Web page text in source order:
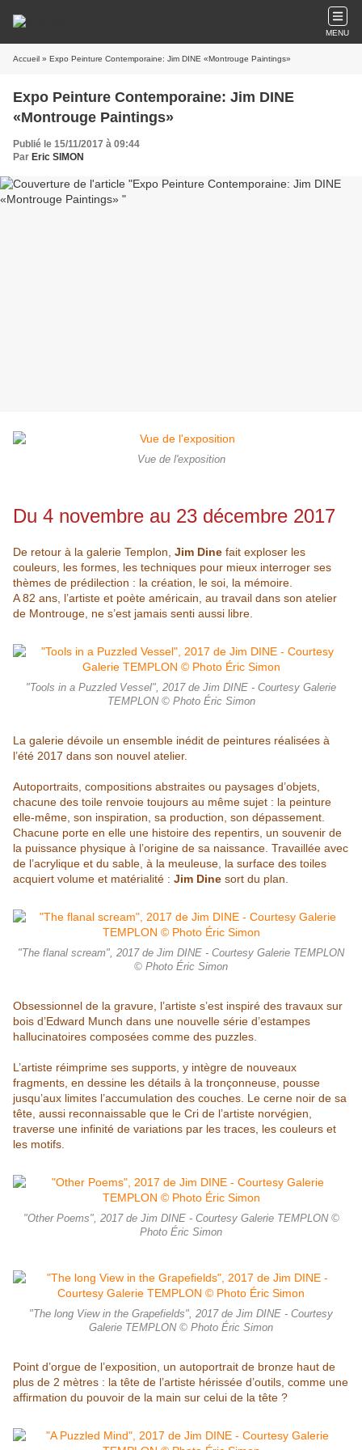
MENU
Accueil » Expo Peinture Contemporaine: Jim DINE «Montrouge Paintings»
Expo Peinture Contemporaine: Jim DINE
«Montrouge Paintings»
Publié le 15/11/2017 à 09:44
Par Eric SIMON
Vue de l'exposition
Du 4 novembre au 23 décembre 2017
De retour à la galerie Templon, Jim Dine fait exploser les
couleurs, les formes, les techniques pour mieux interroger ses
thèmes de prédilection : la création, le soi, la mémoire.
A 82 ans, l’artiste et poète américain, au travail dans son atelier
de Montrouge, ne s’est jamais senti aussi libre.
"Tools in a Puzzled Vessel", 2017 de Jim DINE - Courtesy Galerie
TEMPLON © Photo Éric Simon
La galerie dévoile un ensemble inédit de peintures réalisées à
l’été 2017 dans son nouvel atelier.
Autoportraits, compositions abstraites ou paysages d’objets,
chacune des toile renvoie toujours au même sujet : la peinture
elle-même, son inspiration, sa production, son dépassement.
Chacune porte en elle une histoire des repentirs, un souvenir de
la puissance physique à l’origine de sa naissance. Travaillée avec
de l’acrylique et du sable, à la meuleuse, la surface des toiles
acquiert volume et matérialité : Jim Dine sort du plan.
"The flanal scream", 2017 de Jim DINE - Courtesy Galerie TEMPLON
© Photo Éric Simon
Obsessionnel de la gravure, l’artiste s’est inspiré des travaux sur
bois d’Edward Munch dans une nouvelle série d’estampes
hallucinatoires composées comme des puzzles.
L’artiste réimprime ses supports, y intègre de nouveaux
fragments, en dessine les détails à la tronçonneuse, pousse
jusqu’aux limites l’accumulation des couches. Le cerne noir de sa
tête, aussi reconnaissable que le Cri de l’artiste norvégien,
traverse une infinité de variations par les traces, les couleurs et
les motifs.
"Other Poems", 2017 de Jim DINE - Courtesy Galerie TEMPLON ©
Photo Éric Simon
"The long View in the Grapefields", 2017 de Jim DINE - Courtesy
Galerie TEMPLON © Photo Éric Simon
Point d’orgue de l’exposition, un autoportrait de bronze haut de
plus de 2 mètres : la tête de l’artiste hérissée d’outils, comme une
affirmation du pouvoir de la main sur celui de la tête ?